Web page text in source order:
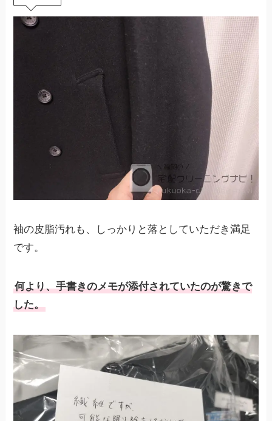
袖の皮脂汚れも、しっかりと落としていただき満足
です。
何より、手書きのメモが添付されていたのが驚きで
した。